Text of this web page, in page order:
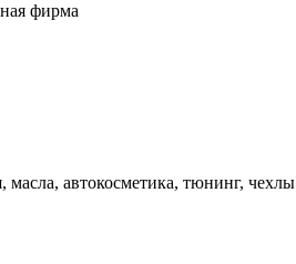
фирма
масла, автокосметика, тюнинг, чехлы